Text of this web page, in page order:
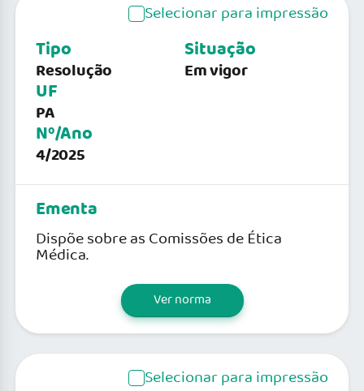
Selecionar para impressão
Tipo
Resolução
UF
PA
Nº/Ano
4/2025
Situação
Em vigor
Ementa
Dispõe sobre as Comissões de Ética
Médica.
Ver norma
Selecionar para impressão